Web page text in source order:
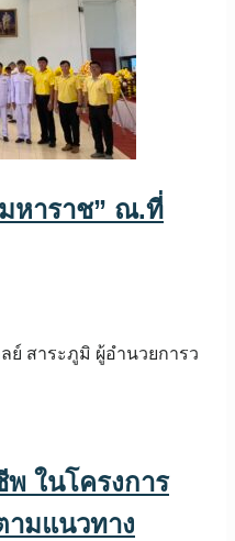
หาราช” ณ.ที่
สาระภูมิ ผู้อำนวยการว
ในโครงการ
ามแนวทาง